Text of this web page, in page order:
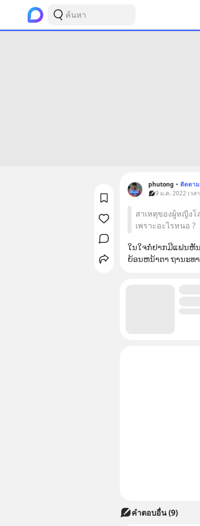
phutong • ติดตาม
9 ม.ค. 2022 เวล
สาเหตุของผู้หญิงโ
เพราะอะไรหนอ ?
ໃນໃຈກໍ່ຢາກມີແຟນຫັ
ຍ້ອນຫນ້າຕາ ຖານະທ
คำตอบอื่น(9)